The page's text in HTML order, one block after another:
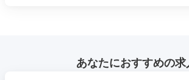
あなたにおすすめの求